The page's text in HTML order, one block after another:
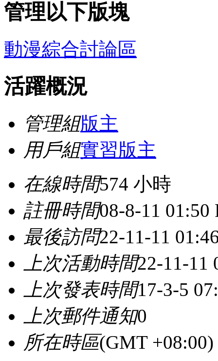
管理以下版塊
動漫綜合討論區
活躍概況
管理組版主
用戶組實習版主
在線時間574 小時
註冊時間08-8-11 01:50
最後訪問22-11-11
上次活動時間22-11-11
上次發表時間17-3-5
上次郵件通知0
所在時區(GMT